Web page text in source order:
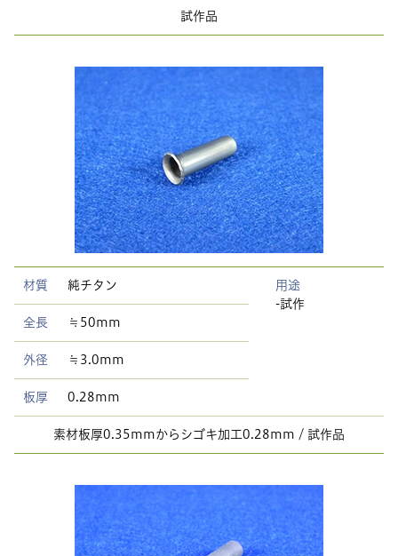
試作品
材質 純チタン
全長 ≒50mm
外径 ≒3.0mm
板厚 0.28mm
用途
-試作
素材板厚0.35mmからシゴキ加工0.28mm / 試作品